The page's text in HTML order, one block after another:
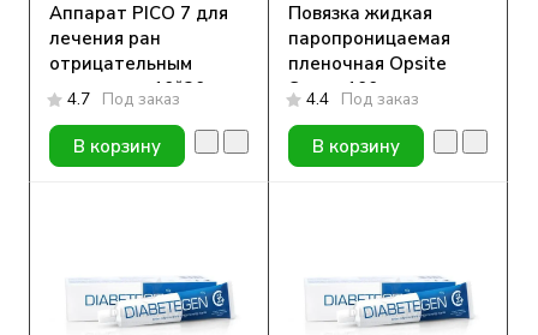
Аппарат PICO 7 для
лечения ран
отрицательным
давлением 10*20 см
4.7 Под заказ
В корзину
Повязка жидкая
паропроницаемая
пленочная Opsite
Spray, 100 мл,
аэрозоль
4.4 Под заказ
В корзину